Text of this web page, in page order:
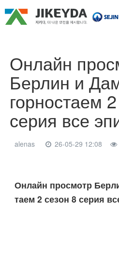
Онлайн
Берлин и
горностаем
серия все
alenas 26-05-29 12:08
본문
Онлайн просмотр
таем 2 сезон 8 серия